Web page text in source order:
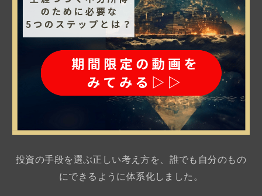
投資の手段を選ぶ正しい考え方を、誰でも自分のもの
にできるように体系化しました。